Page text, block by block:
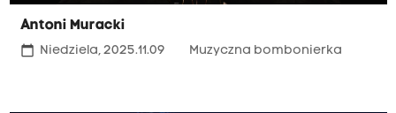
Antoni Muracki
calendar_today Niedziela, 2025.11.09 Muzyczna bombonierka